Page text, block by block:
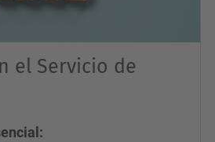
el Servicio de